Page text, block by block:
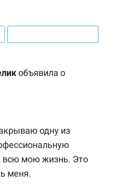
объявила о
одну из
всю мою жизнь. Это
меня.